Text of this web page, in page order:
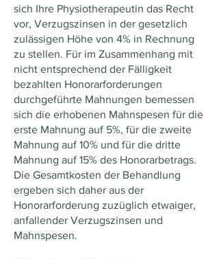
sich Ihre Physiotherapeutin das Recht
vor, Verzugszinsen in der gesetzlich
zulässigen Höhe von 4% in Rechnung
zu stellen. Für im Zusammenhang mit
nicht entsprechend der Fälligkeit
bezahlten Honorarforderungen
durchgeführte Mahnungen bemessen
sich die erhobenen Mahnspesen für die
erste Mahnung auf 5%, für die zweite
Mahnung auf 10% und für die dritte
Mahnung auf 15% des Honorarbetrags.
Die Gesamtkosten der Behandlung
ergeben sich daher aus der
Honorarforderung zuzüglich etwaiger,
anfallender Verzugszinsen und
Mahnspesen.